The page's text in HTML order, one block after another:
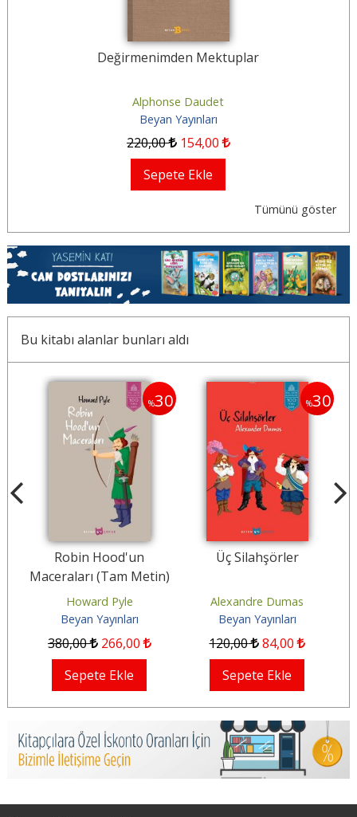
Değirmenimden Mektuplar
Alphonse Daudet
Beyan Yayınları
220,00 154,00
Sepete Ekle
Tümünü göster
Bu kitabı alanlar bunları aldı
%30
Robin Hood'un
Maceraları (Tam Metin)
Howard Pyle
Beyan Yayınları
380,00 266,00
Sepete Ekle
%30
Üç Silahşörler
Alexandre Dumas
Beyan Yayınları
120,00 84,00
Sepete Ekle